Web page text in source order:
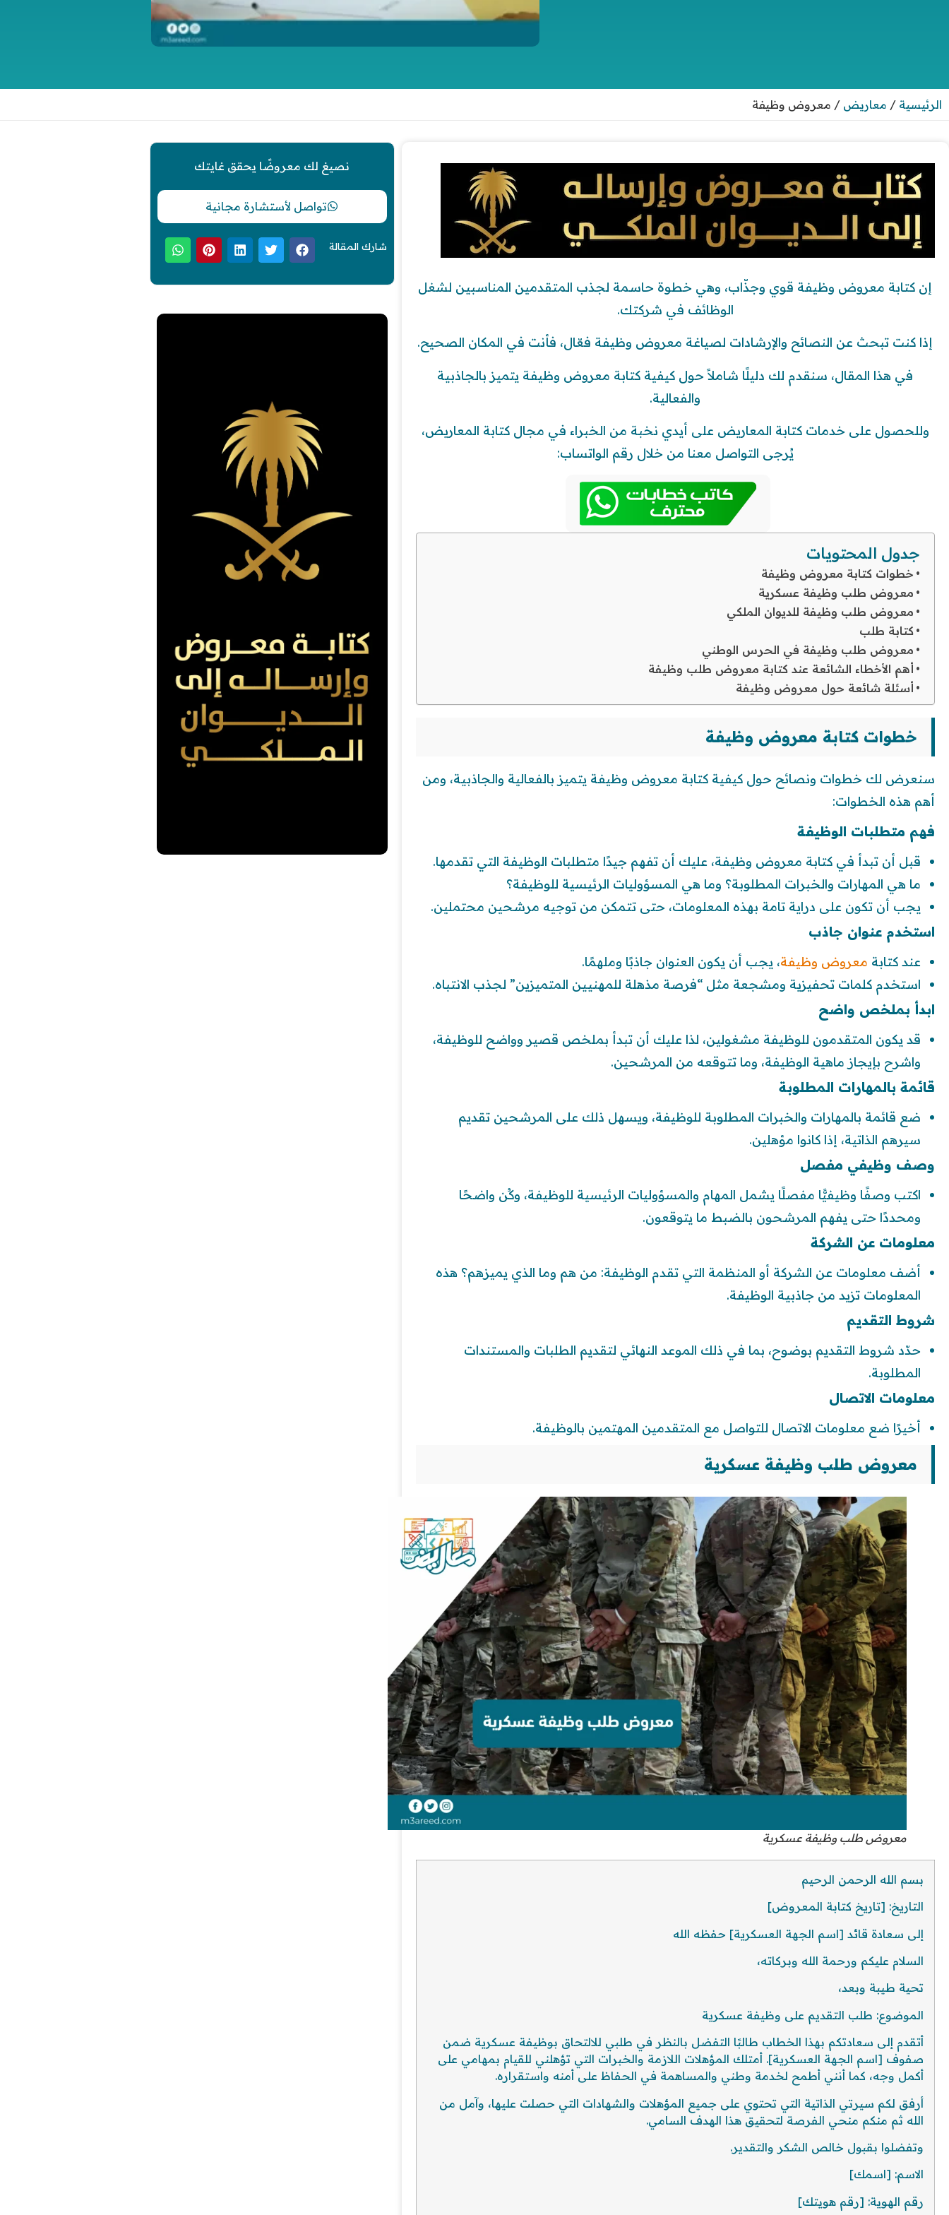
الرئيسية / معاريض / معروض وظيفة
إن كتابة معروض وظيفة قوي وجذّاب، وهي خطوة حاسمة لجذب المتقدمين المناسبين لشغل
الوظائف في شركتك.
إذا كنت تبحث عن النصائح والإرشادات لصياغة معروض وظيفة فعّال، فأنت في المكان الصحيح.
في هذا المقال، سنقدم لك دليلًا شاملاً حول كيفية كتابة معروض وظيفة يتميز بالجاذبية
والفعالية.
وللحصول على خدمات كتابة المعاريض على أيدي نخبة من الخبراء في مجال كتابة المعاريض،
يُرجى التواصل معنا من خلال رقم الواتساب:
جدول المحتويات
خطوات كتابة معروض وظيفة
معروض طلب وظيفة عسكرية
معروض طلب وظيفة للديوان الملكي
كتابة طلب
معروض طلب وظيفة في الحرس الوطني
أهم الأخطاء الشائعة عند كتابة معروض طلب وظيفة
أسئلة شائعة حول معروض وظيفة
خطوات كتابة معروض وظيفة
سنعرض لك خطوات ونصائح حول كيفية كتابة معروض وظيفة يتميز بالفعالية والجاذبية، ومن
أهم هذه الخطوات:
فهم متطلبات الوظيفة
قبل أن تبدأ في كتابة معروض وظيفة، عليك أن تفهم جيدًا متطلبات الوظيفة التي تقدمها.
ما هي المهارات والخبرات المطلوبة؟ وما هي المسؤوليات الرئيسية للوظيفة؟
يجب أن تكون على دراية تامة بهذه المعلومات، حتى تتمكن من توجيه مرشحين محتملين.
استخدم عنوان جاذب
عند كتابة معروض وظيفة، يجب أن يكون العنوان جاذبًا وملهمًا.
استخدم كلمات تحفيزية ومشجعة مثل “فرصة مذهلة للمهنيين المتميزين” لجذب الانتباه.
ابدأ بملخص واضح
قد يكون المتقدمون للوظيفة مشغولين، لذا عليك أن تبدأ بملخص قصير وواضح للوظيفة،
واشرح بإيجاز ماهية الوظيفة، وما تتوقعه من المرشحين.
قائمة بالمهارات المطلوبة
ضع قائمة بالمهارات والخبرات المطلوبة للوظيفة، ويسهل ذلك على المرشحين تقديم
سيرهم الذاتية، إذا كانوا مؤهلين.
وصف وظيفي مفصل
اكتب وصفًا وظيفيًّا مفصلًا يشمل المهام والمسؤوليات الرئيسية للوظيفة، وكُن واضحًا
ومحددًا حتى يفهم المرشحون بالضبط ما يتوقعون.
معلومات عن الشركة
أضف معلومات عن الشركة أو المنظمة التي تقدم الوظيفة: من هم وما الذي يميزهم؟ هذه
المعلومات تزيد من جاذبية الوظيفة.
شروط التقديم
حدّد شروط التقديم بوضوح، بما في ذلك الموعد النهائي لتقديم الطلبات والمستندات
المطلوبة.
معلومات الاتصال
أخيرًا ضع معلومات الاتصال للتواصل مع المتقدمين المهتمين بالوظيفة.
معروض طلب وظيفة عسكرية
معروض طلب وظيفة عسكرية
بسم الله الرحمن الرحيم
التاريخ: [تاريخ كتابة المعروض]
إلى سعادة قائد [اسم الجهة العسكرية] حفظه الله
السلام عليكم ورحمة الله وبركاته،
تحية طيبة وبعد،
الموضوع: طلب التقديم على وظيفة عسكرية
أتقدم إلى سعادتكم بهذا الخطاب طالبًا التفضل بالنظر في طلبي للالتحاق بوظيفة عسكرية ضمن
صفوف [اسم الجهة العسكرية]. أمتلك المؤهلات اللازمة والخبرات التي تؤهلني للقيام بمهامي على
أكمل وجه، كما أنني أطمح لخدمة وطني والمساهمة في الحفاظ على أمنه واستقراره.
أرفق لكم سيرتي الذاتية التي تحتوي على جميع المؤهلات والشهادات التي حصلت عليها، وآمل من
الله ثم منكم منحي الفرصة لتحقيق هذا الهدف السامي.
وتفضلوا بقبول خالص الشكر والتقدير.
الاسم: [اسمك]
رقم الهوية: [رقم هويتك]
نصيغ لك معروضًا يحقق غايتك
تواصل لأستشارة مجانية
شارك المقالة